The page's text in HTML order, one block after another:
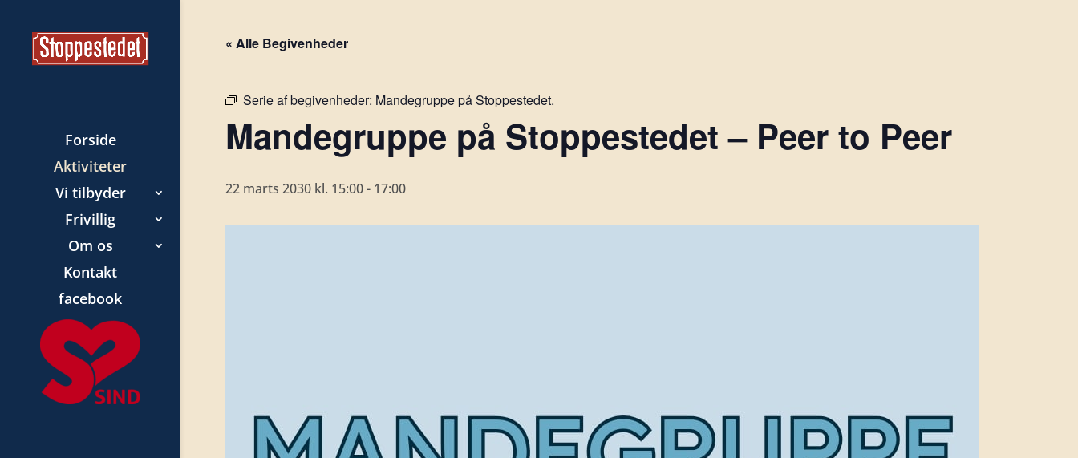
Forside
Aktiviteter
Vi tilbyder
Frivillig
Om os
Kontakt
facebook
« Alle Begivenheder
Serie af begivenheder: Mandegruppe på Stoppestedet.
Mandegruppe på Stoppestedet – Peer to Peer
22 marts 2030 kl. 15:00- 17:00